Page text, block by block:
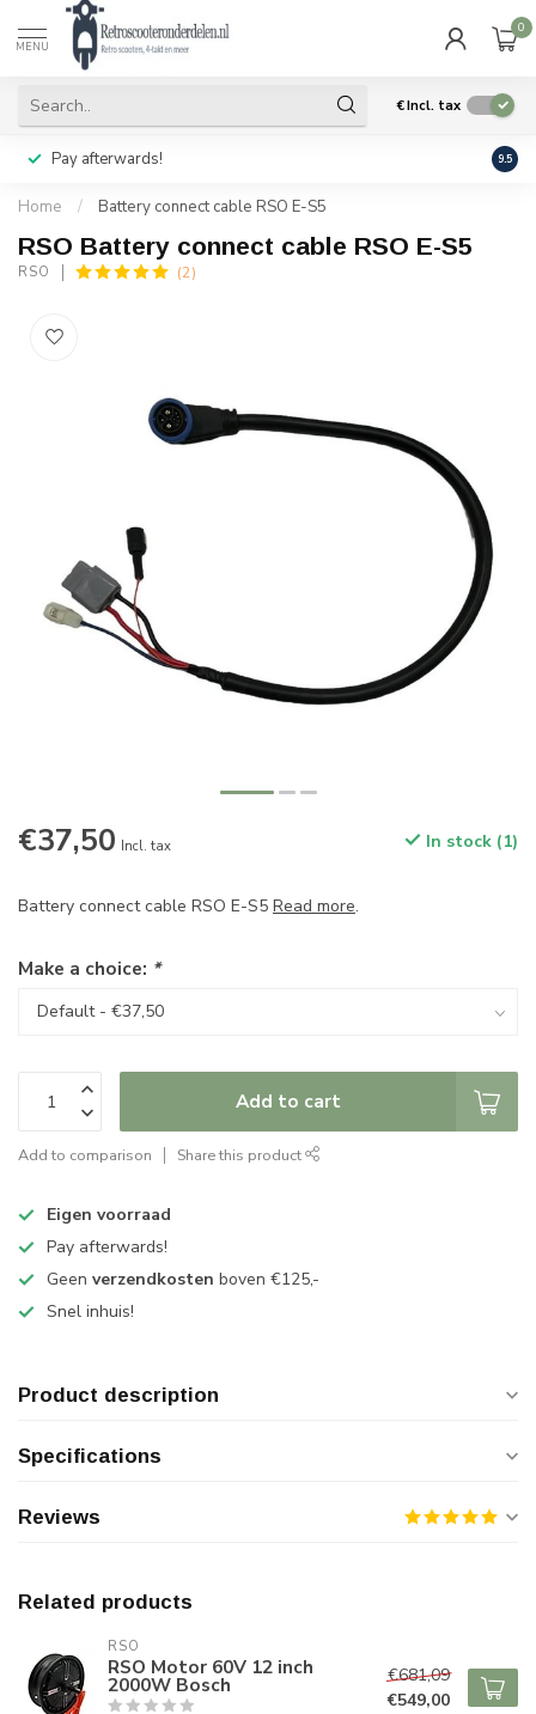
MENU
0
€Incl. tax
Pay afterwards! Geen
9.5
Home / Battery connect cable RSO E-S5
RSO Battery connect cable RSO E-S5
RSO (2)
€37,50 Incl. tax In stock (1)
Battery connect cable RSO E-S5 Read more.
Make a choice: *
Add to cart
Add to comparison Share this product
Eigen voorraad
Pay afterwards!
Geen verzendkosten boven €125,-
Snel inhuis!
Product description
Specifications
Reviews
Related products
RSO
RSO Motor 60V 12 inch
2000W Bosch
€681,09
€549,00